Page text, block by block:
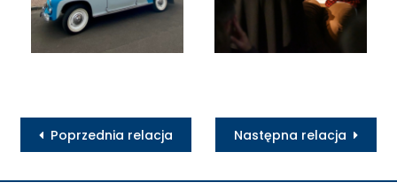
Poprzednia relacja Następna relacja